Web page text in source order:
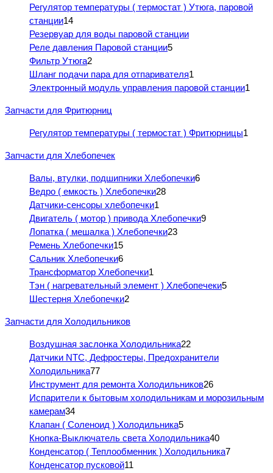
Регулятор температуры ( термостат ) Утюга, паровой
станции14
Резервуар для воды паровой станции
Реле давления Паровой станции5
Фильтр Утюга2
Шланг подачи пара для отпаривателя1
Электронный модуль управления паровой станции1
Запчасти для Фритюрниц
Регулятор температуры ( термостат ) Фритюрницы1
Запчасти для Хлебопечек
Валы, втулки, подшипники Хлебопечки6
Ведро ( емкость ) Хлебопечки28
Датчики-сенсоры хлебопечки1
Двигатель ( мотор ) привода Хлебопечки9
Лопатка ( мешалка ) Хлебопечки23
Ремень Хлебопечки15
Сальник Хлебопечки6
Трансформатор Хлебопечки1
Тэн ( нагревательный элемент ) Хлебопечеки5
Шестерня Хлебопечки2
Запчасти для Холодильников
Воздушная заслонка Холодильника22
Датчики NTC, Дефростеры, Предохранители
Холодильника77
Инструмент для ремонта Холодильников26
Испарители к бытовым холодильникам и морозильным
камерам34
Клапан ( Соленоид ) Холодильника5
Кнопка-Выключатель света Холодильника40
Конденсатор ( Теплообменник ) Холодильника7
Конденсатор пусковой11